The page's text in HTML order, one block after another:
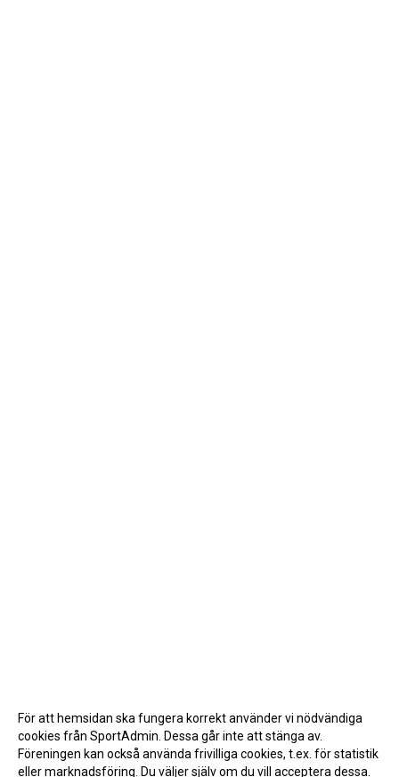
För att hemsidan ska fungera korrekt använder vi nödvändiga
cookies från SportAdmin. Dessa går inte att stänga av.
Föreningen kan också använda frivilliga cookies, t.ex. för statistik
eller marknadsföring. Du väljer själv om du vill acceptera dessa.